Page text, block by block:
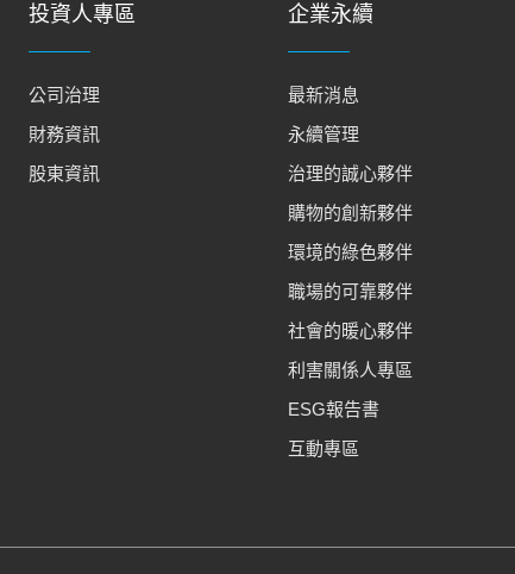
投資人專區
公司治理
財務資訊
股東資訊
企業永續
最新消息
永續管理
治理的誠心夥伴
購物的創新夥伴
環境的綠色夥伴
職場的可靠夥伴
社會的暖心夥伴
利害關係人專區
ESG報告書
互動專區